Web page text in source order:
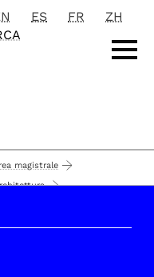
ES FR
ZH
magistrale